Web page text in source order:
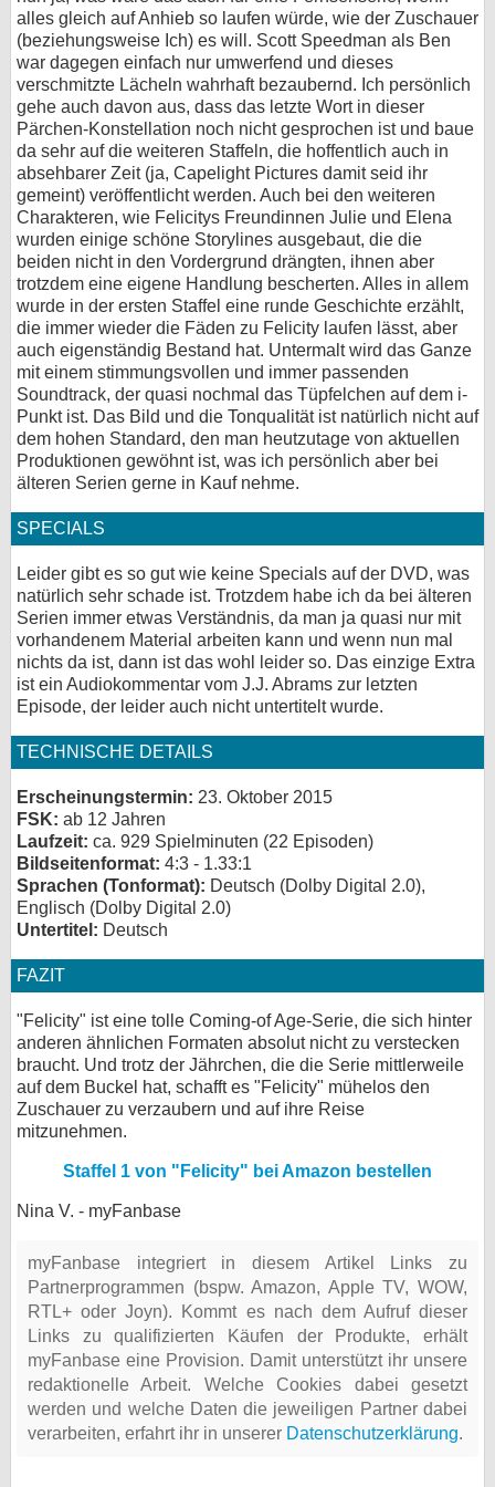
alles gleich auf Anhieb so laufen würde, wie der Zuschauer
(beziehungsweise Ich) es will. Scott Speedman als Ben
war dagegen einfach nur umwerfend und dieses
verschmitzte Lächeln wahrhaft bezaubernd. Ich persönlich
gehe auch davon aus, dass das letzte Wort in dieser
Pärchen-Konstellation noch nicht gesprochen ist und baue
da sehr auf die weiteren Staffeln, die hoffentlich auch in
absehbarer Zeit (ja, Capelight Pictures damit seid ihr
gemeint) veröffentlicht werden. Auch bei den weiteren
Charakteren, wie Felicitys Freundinnen Julie und Elena
wurden einige schöne Storylines ausgebaut, die die
beiden nicht in den Vordergrund drängten, ihnen aber
trotzdem eine eigene Handlung bescherten. Alles in allem
wurde in der ersten Staffel eine runde Geschichte erzählt,
die immer wieder die Fäden zu Felicity laufen lässt, aber
auch eigenständig Bestand hat. Untermalt wird das Ganze
mit einem stimmungsvollen und immer passenden
Soundtrack, der quasi nochmal das Tüpfelchen auf dem i-
Punkt ist. Das Bild und die Tonqualität ist natürlich nicht auf
dem hohen Standard, den man heutzutage von aktuellen
Produktionen gewöhnt ist, was ich persönlich aber bei
älteren Serien gerne in Kauf nehme.
SPECIALS
Leider gibt es so gut wie keine Specials auf der DVD, was
natürlich sehr schade ist. Trotzdem habe ich da bei älteren
Serien immer etwas Verständnis, da man ja quasi nur mit
vorhandenem Material arbeiten kann und wenn nun mal
nichts da ist, dann ist das wohl leider so. Das einzige Extra
ist ein Audiokommentar vom J.J. Abrams zur letzten
Episode, der leider auch nicht untertitelt wurde.
TECHNISCHE DETAILS
Erscheinungstermin: 23. Oktober 2015
FSK: ab 12 Jahren
Laufzeit: ca. 929 Spielminuten (22 Episoden)
Bildseitenformat: 4:3 - 1.33:1
Sprachen (Tonformat): Deutsch (Dolby Digital 2.0),
Englisch (Dolby Digital 2.0)
Untertitel: Deutsch
FAZIT
"Felicity" ist eine tolle Coming-of Age-Serie, die sich hinter
anderen ähnlichen Formaten absolut nicht zu verstecken
braucht. Und trotz der Jährchen, die die Serie mittlerweile
auf dem Buckel hat, schafft es "Felicity" mühelos den
Zuschauer zu verzaubern und auf ihre Reise
mitzunehmen.
Staffel 1 von "Felicity" bei Amazon bestellen
Nina V. - myFanbase
myFanbase integriert in diesem Artikel Links zu
Partnerprogrammen (bspw. Amazon, Apple TV, WOW,
RTL+ oder Joyn). Kommt es nach dem Aufruf dieser
Links zu qualifizierten Käufen der Produkte, erhält
myFanbase eine Provision. Damit unterstützt ihr unsere
redaktionelle Arbeit. Welche Cookies dabei gesetzt
werden und welche Daten die jeweiligen Partner dabei
verarbeiten, erfahrt ihr in unserer Datenschutzerklärung.